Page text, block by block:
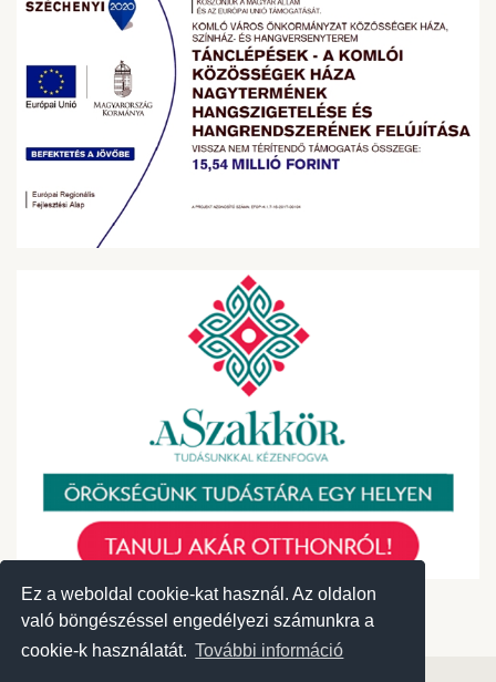
Ez a weboldal cookie-kat használ. Az oldalon
való böngészéssel engedélyezi számunkra a
cookie-k használatát. További információ
Ez a weboldal cookie-kat használ. Az oldalon
való böngészéssel engedélyezi számunkra a
cookie-k használatát. További információ